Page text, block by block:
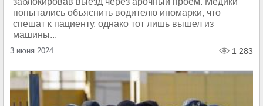
попытались объяснить водителю иномарки, что
спешат к пациенту, однако тот лишь вышел из
машины...
3 июня 2024 1 283